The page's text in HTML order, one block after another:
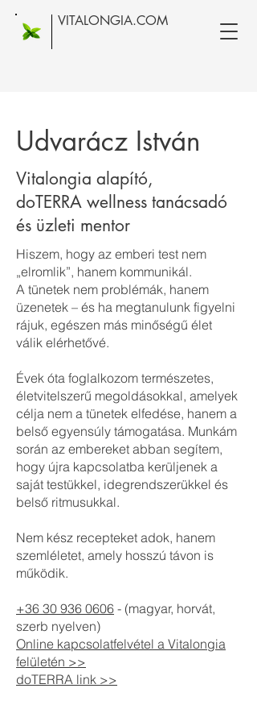
VITALONGIA.COM
Udvarácz István
Vitalongia alapító,
doTERRA wellness tanácsadó
és üzleti mentor
Hiszem, hogy az emberi test nem
„elromlik”, hanem kommunikál.
A tünetek nem problémák, hanem
üzenetek – és ha megtanulunk figyelni
rájuk, egészen más minőségű élet
válik elérhetővé.
Évek óta foglalkozom természetes,
életvitelszerű megoldásokkal, amelyek
célja nem a tünetek elfedése, hanem a
belső egyensúly támogatása. Munkám
során az embereket abban segítem,
hogy újra kapcsolatba kerüljenek a
saját testükkel, idegrendszerükkel és
belső ritmusukkal.
Nem kész recepteket adok, hanem
szemléletet, amely hosszú távon is
működik.
+36 30 936 0606 - (magyar, horvát,
szerb nyelven)
Online kapcsolatfelvétel a Vitalongia
felületén >>
doTERRA link >>